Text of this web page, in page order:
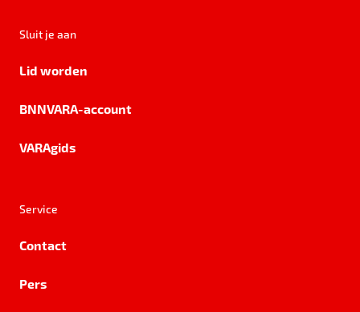
Sluit je aan
Lid worden
BNNVARA-account
VARAgids
Service
Contact
Pers